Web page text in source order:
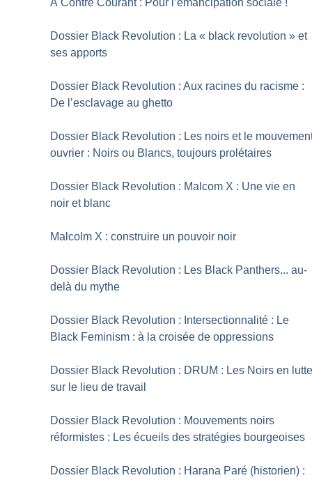
Dossier Black Revolution : La « black revolution » et
ses apports
Dossier Black Revolution : Aux racines du racisme :
De l’esclavage au ghetto
Dossier Black Revolution : Les noirs et le
ouvrier : Noirs ou Blancs, toujours prolétaires
Dossier Black Revolution : Malcom X : Une vie en
noir et blanc
Malcolm X : construire un pouvoir noir
Dossier Black Revolution : Les Black Panthers... au-
delà du mythe
Dossier Black Revolution : Intersectionnalité : Le
Black Feminism : à la croisée de oppressions
Dossier Black Revolution : DRUM : Les Noirs en
sur le lieu de travail
Dossier Black Revolution : Mouvements noirs
réformistes : Les écueils des stratégies bourgeoises
Dossier Black Revolution : Harana Paré (historien) :